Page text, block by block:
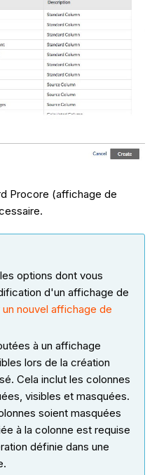
Procore (affichage de
options dont vous
d'un affichage de
nouvel affichage de
à un affichage
lors de la création
Cela inclut les colonnes
visibles et masquées.
soient masquées
à la colonne est requise
définie dans une